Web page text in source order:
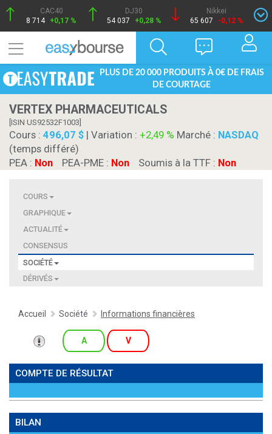
CAC40
8 714 +0,17 %
DJ30
54 037
+0,28 %
Nikkei
65 607
-0,12 %
PLUS DE 20 000 PRODUITS À 0€ DE FRAIS
DE COURTAGE
VERTEX PHARMACEUTICALS
[ISIN US92532F1003]
Cours : 496,07 $ | Variation : +2,49 % Marché : NASDAQ
(temps différé)
PEA : Non PEA-PME : Non Soumis à la TTF : Non
COURS
GRAPHIQUE
ACTUALITÉ
CONSENSUS
SOCIÉTÉ
DÉRIVÉS
Accueil Société Informations financières
A V
COMPTE DE RÉSULTAT
BILAN